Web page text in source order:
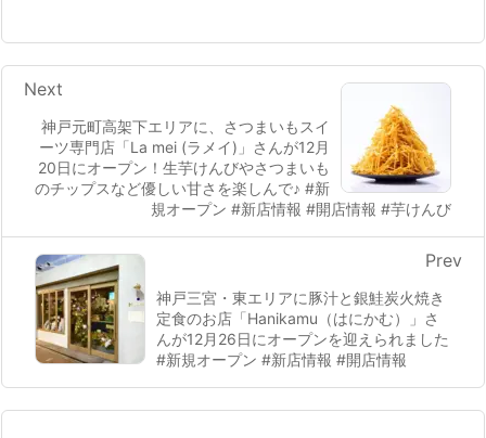
神戸元町高架下エリアに、さつまいもスイ
ーツ専門店「La mei (ラメイ)」さんが12月
20日にオープン！生芋けんびやさつまいも
のチップスなど優しい甘さを楽しんで♪ #新
規オープン #新店情報 #開店情報 #芋けんび
Next
神戸三宮・東エリアに豚汁と銀鮭炭火焼き
定食のお店「Hanikamu（はにかむ）」さ
んが12月26日にオープンを迎えられました
#新規オープン #新店情報 #開店情報
Prev